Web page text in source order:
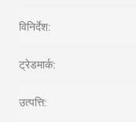
विनिर्देश:
ट्रेडमार्क:
उत्पत्ति: